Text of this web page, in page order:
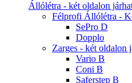
Állólétra - két oldalon
Félprofi Állólétra -
SePro D
Dopplo
Zarges - két oldalon
Vario B
Coni B
Saferstep B